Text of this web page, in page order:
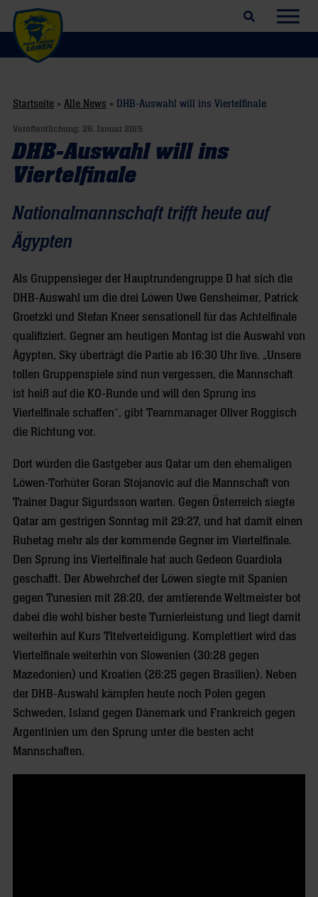
Suchfeld öffnen
Startseite » Alle News » DHB-Auswahl will ins Viertelfinale
Veröffentlichung: 26. Januar 2015
DHB-Auswahl will ins
Viertelfinale
Nationalmannschaft trifft heute auf
Ägypten
Als Gruppensieger der Hauptrundengruppe D hat sich die
DHB-Auswahl um die drei Löwen Uwe Gensheimer, Patrick
Groetzki und Stefan Kneer sensationell für das Achtelfinale
qualifiziert. Gegner am heutigen Montag ist die Auswahl von
Ägypten, Sky überträgt die Partie ab 16:30 Uhr live. „Unsere
tollen Gruppenspiele sind nun vergessen, die Mannschaft
ist heiß auf die KO-Runde und will den Sprung ins
Viertelfinale schaffen“, gibt Teammanager Oliver Roggisch
die Richtung vor.
Dort würden die Gastgeber aus Qatar um den ehemaligen
Löwen-Torhüter Goran Stojanovic auf die Mannschaft von
Trainer Dagur Sigurdsson warten. Gegen Österreich siegte
Qatar am gestrigen Sonntag mit 29:27, und hat damit einen
Ruhetag mehr als der kommende Gegner im Viertelfinale.
Den Sprung ins Viertelfinale hat auch Gedeon Guardiola
geschafft. Der Abwehrchef der Löwen siegte mit Spanien
gegen Tunesien mit 28:20, der amtierende Weltmeister bot
dabei die wohl bisher beste Turnierleistung und liegt damit
weiterhin auf Kurs Titelverteidigung. Komplettiert wird das
Viertelfinale weiterhin von Slowenien (30:28 gegen
Mazedonien) und Kroatien (26:25 gegen Brasilien). Neben
der DHB-Auswahl kämpfen heute noch Polen gegen
Schweden, Island gegen Dänemark und Frankreich gegen
Argentinien um den Sprung unter die besten acht
Mannschaften.